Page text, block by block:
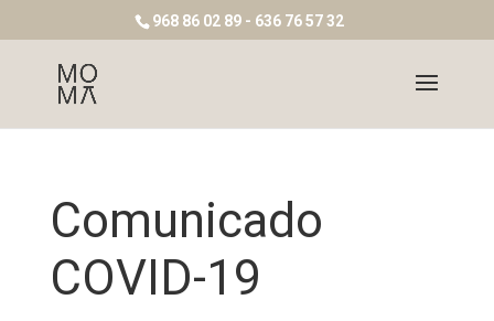
968 86 02 89 - 636 76 57 32
Comunicado
COVID-19